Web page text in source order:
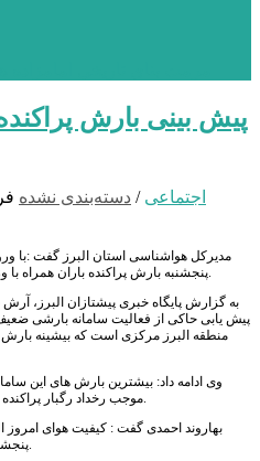
پیش بینی بارش
اجتماعی / دسته‌بندی نشده
مدیرکل هواشناسی استان البرز گفت :با
پنجشنبه بارش پراکنده باران همراه با وزش باد و آذرخش درالبرز شاهد خواهیم بود.
به گزارش پایگاه خبری پیشتازان البرز،
پیش یابی حاکی از فعالیت سامانه بارشی
منطقه البرز مرکزی است که بیشینه بارش
وی ادامه داد: بیشترین بارش های این
موجب رخداد رگبار پراکنده باران ، آذرخش و وزش باد شدید خواهد شد.
بهاروند احمدی گفت : کیفیت هوای امروز
پنجشنبه بعضی مواقع ناسالم پیش بینی می شود.